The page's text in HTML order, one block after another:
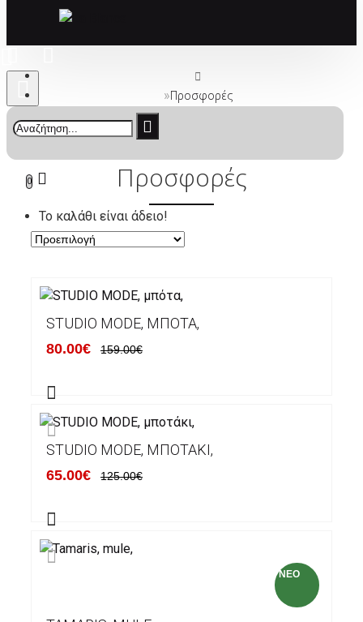
0
Το καλάθι είναι άδειο!
Προσφορές
Προσφορές
STUDIO MODE, ΜΠΌΤΑ,
80.00€ 159.00€
STUDIO MODE, ΜΠΟΤΆΚΙ,
65.00€ 125.00€
NEO